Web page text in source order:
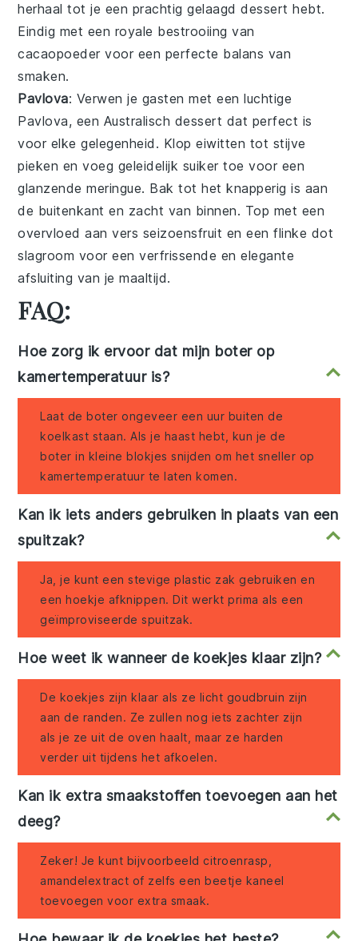
herhaal tot je een prachtig gelaagd dessert hebt.
Eindig met een royale bestrooiing van
cacaopoeder voor een perfecte balans van
smaken.
Pavlova: Verwen je gasten met een luchtige
Pavlova, een Australisch dessert dat perfect is
voor elke gelegenheid. Klop eiwitten tot stijve
pieken en voeg geleidelijk suiker toe voor een
glanzendemeringue. Bak tot het knapperig is aan
de buitenkant en zacht van binnen. Top met een
overvloed aan vers seizoensfruit en een flinke dot
slagroom voor een verfrissende en elegante
afsluiting van je maaltijd.
FAQ:
Hoe zorg ik ervoor dat mijn boter op
kamertemperatuur is?
Laat de boter ongeveer een uur buiten de
koelkast staan. Als je haast hebt, kun je de
boter in kleine blokjes snijden om het sneller op
kamertemperatuur te laten komen.
Kan ik iets anders gebruiken in plaats van een
spuitzak?
Ja, je kunt een stevige plastic zak gebruiken en
een hoekje afknippen. Dit werkt prima als een
geïmproviseerde spuitzak.
Hoe weet ik wanneer de koekjes klaar zijn?
De koekjes zijn klaar als ze licht goudbruin zijn
aan de randen. Ze zullen nog iets zachter zijn
als je ze uit de oven haalt, maar ze harden
verder uit tijdens het afkoelen.
Kan ik extra smaakstoffen toevoegen aan het
deeg?
Zeker! Je kunt bijvoorbeeld citroenrasp,
amandelextract of zelfs een beetje kaneel
toevoegen voor extra smaak.